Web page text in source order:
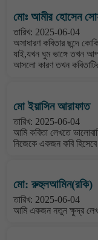
মোঃ আমীর হোসেন
তারিখ: 2025-06-04
অসাধারণ কবিতার ছন্দে
যাই,যখন ঘুম ভাঙ্গে তখন
আসলো কারণ তখন
মো ইয়াসিন আরাফাত
তারিখ: 2025-06-04
আমি কবিতা লেখতে
নিজেকে একজন কবি
মো: রুহুলআমিন(রকি)
তারিখ: 2025-06-04
আমি একজন নতুন ক্ষুদ্র